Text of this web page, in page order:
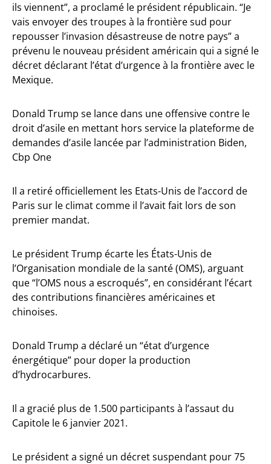
ils viennent”, a proclamé le président républicain. “Je
vais envoyer des troupes à la frontière sud pour
repousser l’invasion désastreuse de notre pays” a
prévenu le nouveau président américain qui a signé le
décret déclarant l’état d’urgence à la frontière avec le
Mexique.
Donald Trump se lance dans une offensive contre le
droit d’asile en mettant hors service la plateforme de
demandes d’asile lancée par l’administration Biden,
Cbp One
Il a retiré officiellement les Etats-Unis de l’accord de
Paris sur le climat comme il l’avait fait lors de son
premier mandat.
Le président Trump écarte les États-Unis de
l’Organisation mondiale de la santé (OMS), arguant
que “l’OMS nous a escroqués”, en considérant l’écart
des contributions financières américaines et
chinoises.
Donald Trump a déclaré un “état d’urgence
énergétique” pour doper la production
d’hydrocarbures.
Il a gracié plus de 1.500 participants à l’assaut du
Capitole le 6 janvier 2021.
Le président a signé un décret suspendant pour 75